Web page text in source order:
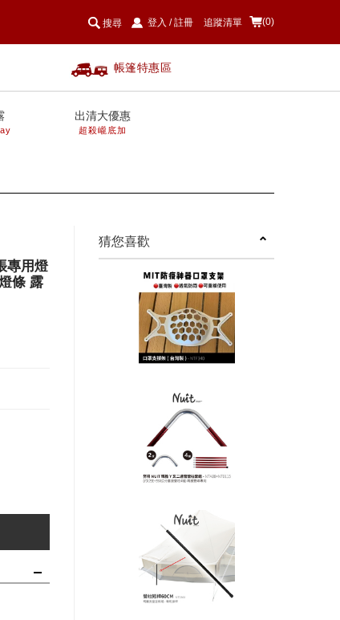
(0)
登入 / 註冊 追蹤清單
帳篷特惠區
搜尋
出清大優惠
超殺巄底加
專用燈
條 露
猜您喜歡